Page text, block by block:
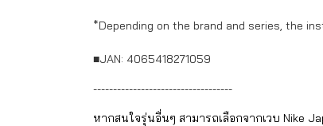
*Depending on the brand and series, the
■JAN: 4065418271059
-----------------------------------
หากสนใจรุ่นอื่นๆ สามารถเลือกจากเวบ Nike